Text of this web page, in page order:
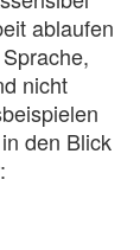
ablaufen
nicht
den Blick